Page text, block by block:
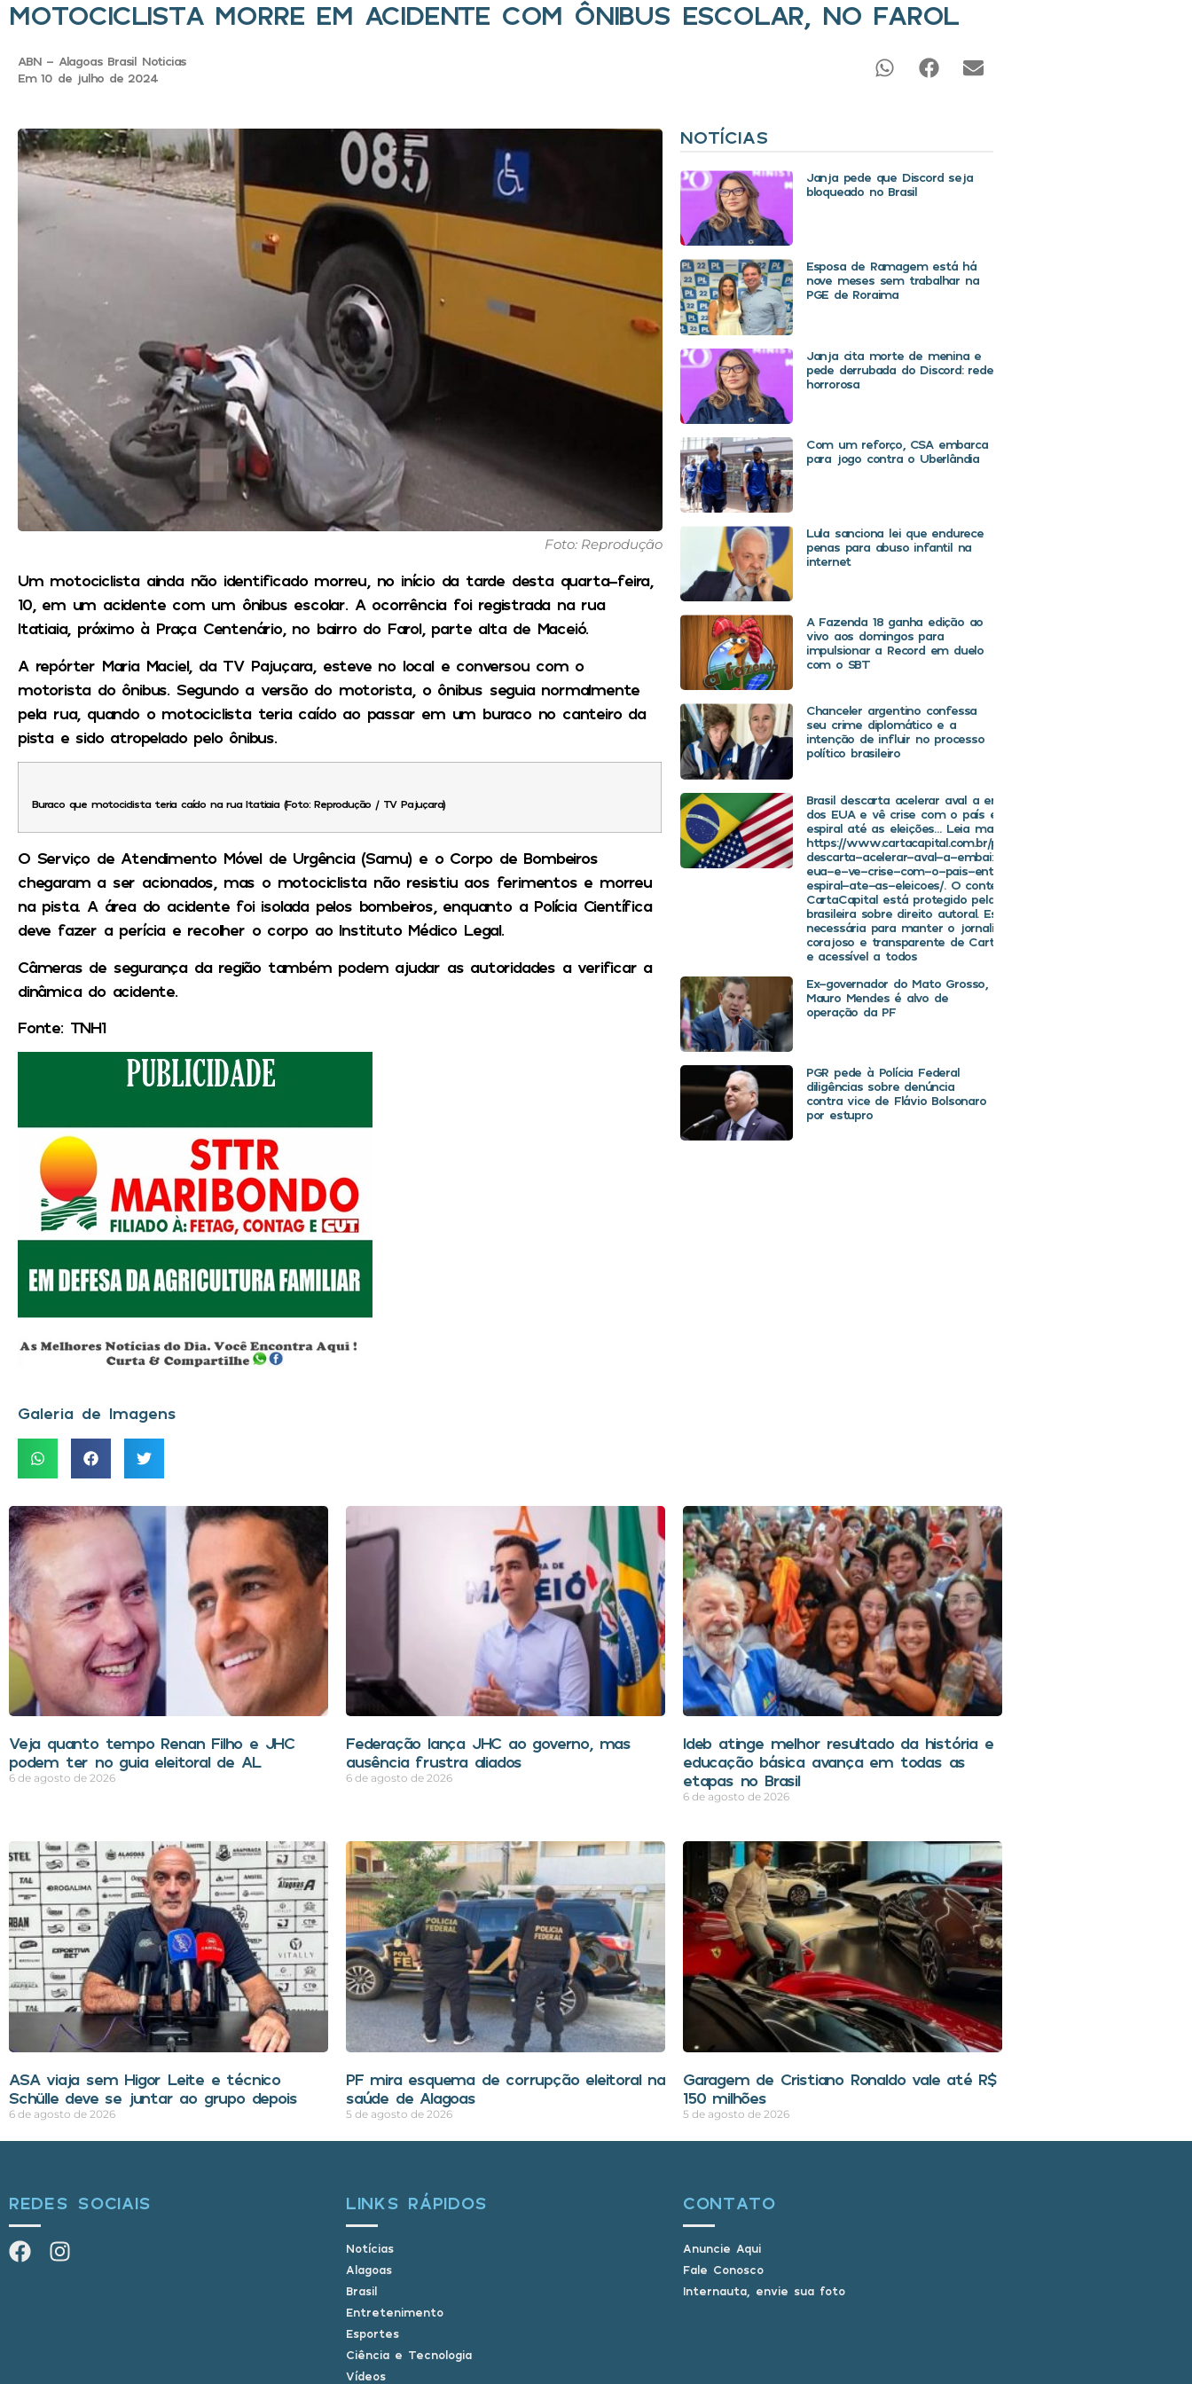
MOTOCICLISTA MORRE EM ACIDENTE COM ÔNIBUS ESCOLAR, NO FAROL
ABN - Alagoas Brasil Noticias
Em 10 de julho de 2024
Foto: Reprodução
Um motociclista ainda não identificado morreu, no início da tarde desta quarta-feira,
10, em um acidente com um ônibus escolar. A ocorrência foi registrada na rua
Itatiaia, próximo à Praça Centenário, no bairro do Farol, parte alta de Maceió.
A repórter Maria Maciel, da TV Pajuçara, esteve no local e conversou com o
motorista do ônibus. Segundo a versão do motorista, o ônibus seguia normalmente
pela rua, quando o motociclista teria caído ao passar em um buraco no canteiro da
pista e sido atropelado pelo ônibus.
Buraco que motociclista teria caído na rua Itatiaia (Foto: Reprodução / TV Pajuçara)
O Serviço de Atendimento Móvel de Urgência (Samu) e o Corpo de Bombeiros
chegaram a ser acionados, mas o motociclista não resistiu aos ferimentos e morreu
na pista. A área do acidente foi isolada pelos bombeiros, enquanto a Polícia Científica
deve fazer a perícia e recolher o corpo ao Instituto Médico Legal.
Câmeras de segurança da região também podem ajudar as autoridades a verificar a
dinâmica do acidente.
Fonte: TNH1
Galeria de Imagens
NOTÍCIAS
Janja pede que Discord seja
bloqueado no Brasil
Esposa de Ramagem está há
nove meses sem trabalhar na
PGE de Roraima
Janja cita morte de menina e
pede derrubada do Discord: rede
horrorosa
Com um reforço, CSA embarca
para jogo contra o Uberlândia
Lula sanciona lei que endurece
penas para abuso infantil na
internet
A Fazenda 18 ganha edição ao
vivo aos domingos para
impulsionar a Record em duelo
com o SBT
Chanceler argentino confessa
seu crime diplomático e a
intenção de influir no processo
político brasileiro
Brasil descarta acelerar aval a embaixador
dos EUA e vê crise com o país entrar em
espiral até as eleições… Leia mais em
https://www.cartacapital.com.br/politica/brasil-
descarta-acelerar-aval-a-embaixador-dos-
eua-e-ve-crise-com-o-pais-entrar-em-
espiral-ate-as-eleicoes/. O conteúdo de
CartaCapital está protegido pela legislação
brasileira sobre direito autoral. Essa defesa é
necessária para manter o jornalismo
corajoso e transparente de CartaCapital vivo
e acessível a todos
Ex-governador do Mato Grosso,
Mauro Mendes é alvo de
operação da PF
PGR pede à Polícia Federal
diligências sobre denúncia
contra vice de Flávio Bolsonaro
por estupro
Veja quanto tempo Renan Filho e JHC
podem ter no guia eleitoral de AL
6 de agosto de 2026
Federação lança JHC ao governo, mas
ausência frustra aliados
6 de agosto de 2026
Ideb atinge melhor resultado da história e
educação básica avança em todas as
etapas no Brasil
6 de agosto de 2026
ASA viaja sem Higor Leite e técnico
Schülle deve se juntar ao grupo depois
6 de agosto de 2026
PF mira esquema de corrupção eleitoral na
saúde de Alagoas
5 de agosto de 2026
Garagem de Cristiano Ronaldo vale até R$
150 milhões
5 de agosto de 2026
REDES SOCIAIS LINKS RÁPIDOS
Notícias
Alagoas
Brasil
Entretenimento
Esportes
Ciência e Tecnologia
Vídeos
CONTATO
Anuncie Aqui
Fale Conosco
Internauta, envie sua foto